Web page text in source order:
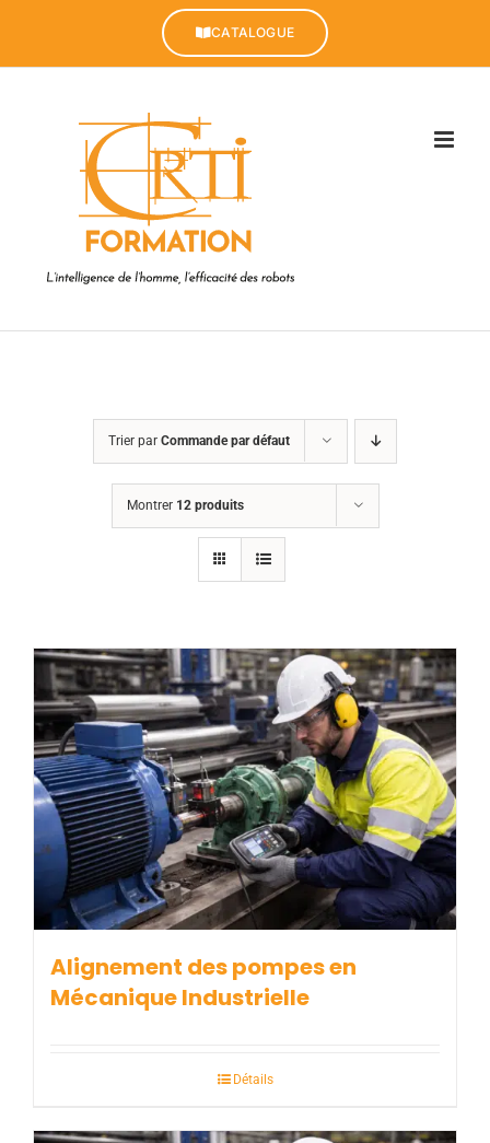
CATALOGUE
Trier par Commande par défaut
Montrer 12 produits
Alignement des pompes en
Mécanique Industrielle
Détails